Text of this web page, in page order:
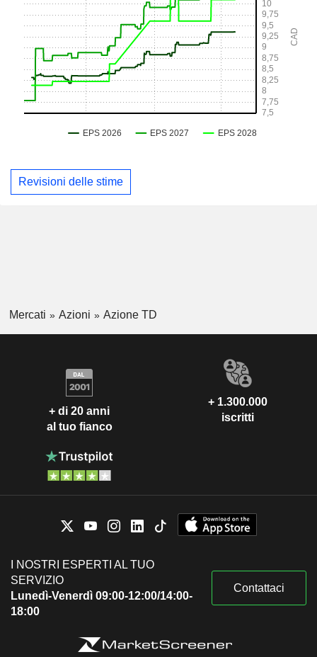
Revisioni delle stime
Mercati Azioni Azione TD
+ di 20 anni
al tuo fianco
+ 1.300.000
iscritti
I NOSTRI ESPERTI AL TUO
SERVIZIO
Lunedì-Venerdì 09:00-12:00/14:00-
18:00
Contattaci